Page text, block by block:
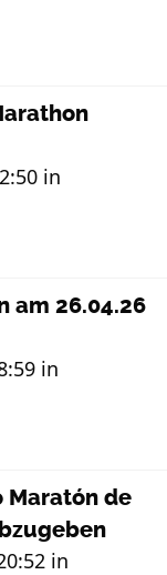
in
am 26.04.26
in
Maratón de
in